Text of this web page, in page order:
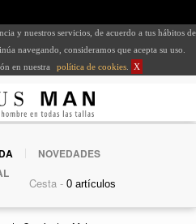
y nuestros servicios, de acuerdo a tus hábitos de
navegando, consideramos que acepta su uso.
en nuestra
política de cookies X
NOVEDADES
Cesta -